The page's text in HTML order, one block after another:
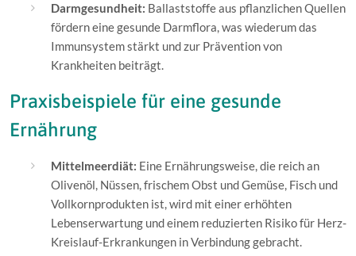
Darmgesundheit: Ballaststoffe aus pflanzlichen Quellen
fördern eine gesunde Darmflora, was wiederum das
Immunsystem stärkt und zur Prävention von
Krankheiten beiträgt.
Praxisbeispiele für eine gesunde
Ernährung
Mittelmeerdiät: Eine Ernährungsweise, die reich an
Olivenöl, Nüssen, frischem Obst und Gemüse, Fisch und
Vollkornprodukten ist, wird mit einer erhöhten
Lebenserwartung und einem reduzierten Risiko für Herz-
Kreislauf-Erkrankungen in Verbindung gebracht.